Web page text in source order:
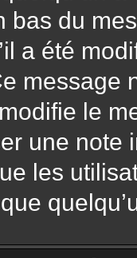
bas du
a été
message
le
une note
les